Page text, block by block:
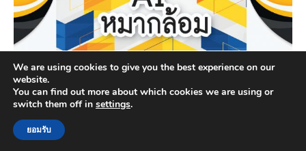
© สมาคมกีฬาหมากล้อมแห่งประเทศไทย Deveplo By
We are using cookies to give you the best experience on our
website.
You can find out more about which cookies we are using or
switch them off in settings.
ยอมรับ